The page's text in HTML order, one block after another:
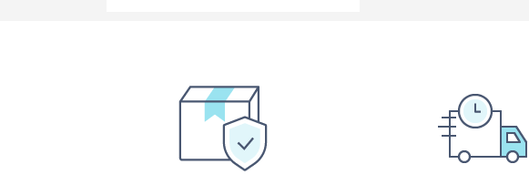
Extralink
Schneider Electric
DMA-SOFT